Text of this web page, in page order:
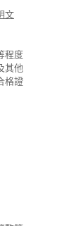
文
程度
其他
格證